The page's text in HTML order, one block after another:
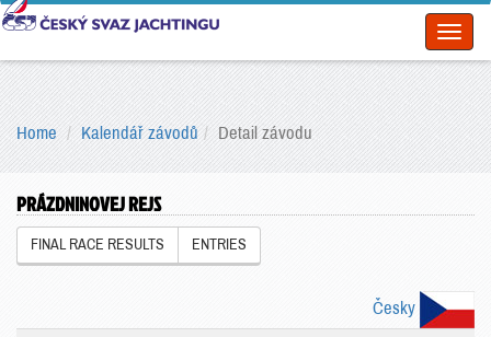
Home Kalendář závodů Detail závodu
PRÁZDNINOVEJ REJS
FINAL RACE RESULTS ENTRIES
Česky